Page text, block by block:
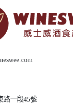
路一段45號